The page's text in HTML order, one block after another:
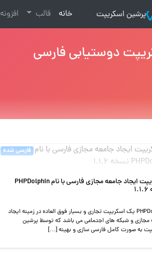
پرشین اسکریپت خانه
(current) قالب افزونه
دوستیابی فارسی
فارسی شده
اسکریپت ایجاد جامعه مجازی فارسی با نام PHPDolphin
PHPDolphin یک اسکریپت تجاری و بسیار فوق العاده در زمینه ایجاد
مجازی و شبکه های اجتماعی می باشد که توسط پرشین
به صورت کامل فارسی سازی و بهینه […]